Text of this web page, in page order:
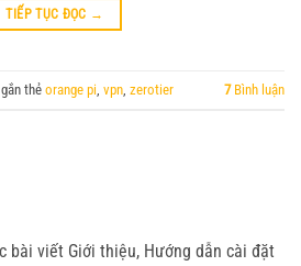
TIẾP TỤC ĐỌC →
thẻorange pi vpn zerotier 7Bình luận
bài viết Giới thiệu, Hướng dẫn cài đặt